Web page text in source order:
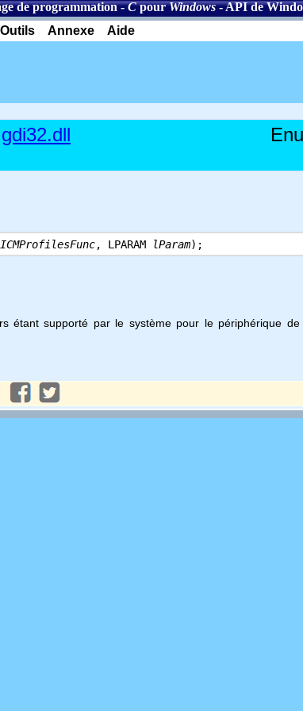
de programmation-CpourWindows-API de
Outils Annexe Aide
gdi32.dll
, LPARAM lParam);
étant supporté par le système pour le périphérique